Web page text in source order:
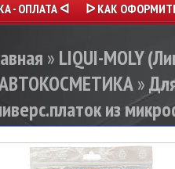
- ОПЛАТА ᐊ ᐅ КАК
» LIQUI-MOLY
»
из